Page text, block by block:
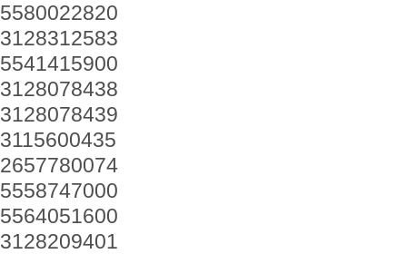
5580022820
3128312583
5541415900
3128078438
3128078439
3115600435
2657780074
5558747000
5564051600
3128209401